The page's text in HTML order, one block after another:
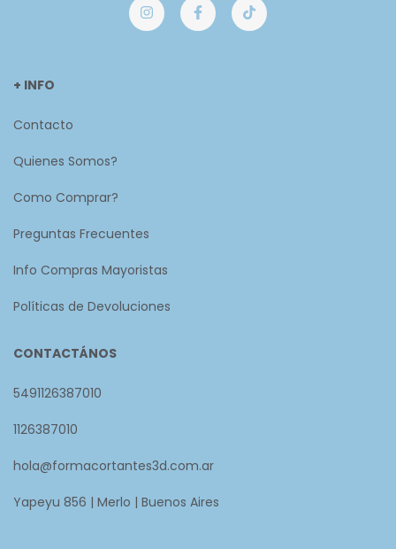
+ INFO
Contacto
Quienes Somos?
Como Comprar?
Preguntas Frecuentes
Info Compras Mayoristas
Políticas de Devoluciones
CONTACTÁNOS
5491126387010
1126387010
hola@formacortantes3d.com.ar
Yapeyu 856 | Merlo | Buenos Aires